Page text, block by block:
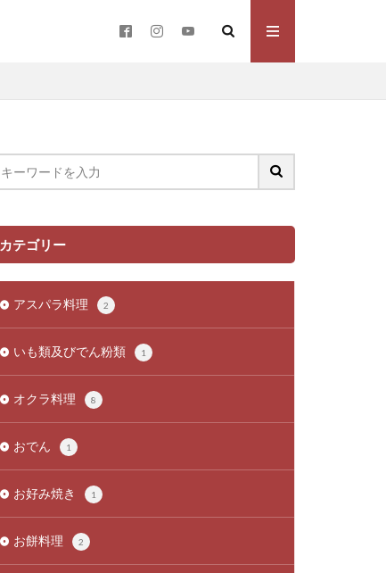
カテゴリー
アスパラ料理 2
いも類及びでん粉類 1
オクラ料理 8
おでん 1
お好み焼き 1
お餅料理 2